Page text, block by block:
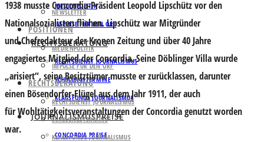
MEDIENPOLITIK
IMPULSE FÜR DEN ORF
RECHTSBERATUNG
RECHTSDIENST JOURNALISMUS
SCHULUNGSTERMINE
KLAGSFONDS JOURNALISMUS
JOURNALISMUSPREISE
CONCORDIA PREISE
NEWSLETTER
POSITIONEN
MEDIENPOLITIK
IMPULSE FÜR DEN ORF
RECHTSBERATUNG
RECHTSDIENST JOURNALISMUS
SCHULUNGSTERMINE
KLAGSFONDS JOURNALISMUS
1938 musste Concordia-Präsident Leopold Lipschütz vor den
Nationalsozialisten fliehen. Lipschütz war Mitgründer
und Chefredakteur der Kronen Zeitung und über 40 Jahre
engagiertes Mitglied der Concordia. Seine Döblinger Villa wurde
„arisiert“, seine Besitztümer musste er zurücklassen, darunter
einen Bösendorfer-Flügel aus dem Jahr 1911, der auch
für Wohltätigkeitsveranstaltungen der Concordia genutzt worden
war.